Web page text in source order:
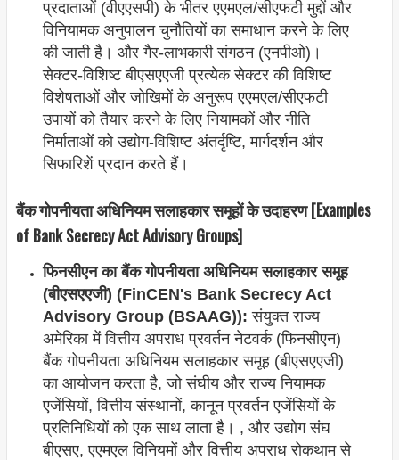
प्रदाताओं (वीएएसपी) के भीतर एएमएल/सीएफटी मुद्दों और
विनियामक अनुपालन चुनौतियों का समाधान करने के लिए
की जाती है। और गैर-लाभकारी संगठन (एनपीओ)।
सेक्टर-विशिष्ट बीएसएएजी प्रत्येक सेक्टर की विशिष्ट
विशेषताओं और जोखिमों के अनुरूप एएमएल/सीएफटी
उपायों को तैयार करने के लिए नियामकों और नीति
निर्माताओं को उद्योग-विशिष्ट अंतर्दृष्टि, मार्गदर्शन और
सिफारिशें प्रदान करते हैं।
बैंक गोपनीयता अधिनियम सलाहकार समूहों के उदाहरण [Examples
of Bank Secrecy Act Advisory Groups]
फिनसीएन का बैंक गोपनीयता अधिनियम सलाहकार समूह
(बीएसएएजी) (FinCEN's Bank Secrecy Act
Advisory Group (BSAAG)): संयुक्त राज्य
अमेरिका में वित्तीय अपराध प्रवर्तन नेटवर्क (फिनसीएन)
बैंक गोपनीयता अधिनियम सलाहकार समूह (बीएसएएजी)
का आयोजन करता है, जो संघीय और राज्य नियामक
एजेंसियों, वित्तीय संस्थानों, कानून प्रवर्तन एजेंसियों के
प्रतिनिधियों को एक साथ लाता है। , और उद्योग संघ
बीएसए, एएमएल विनियमों और वित्तीय अपराध रोकथाम से